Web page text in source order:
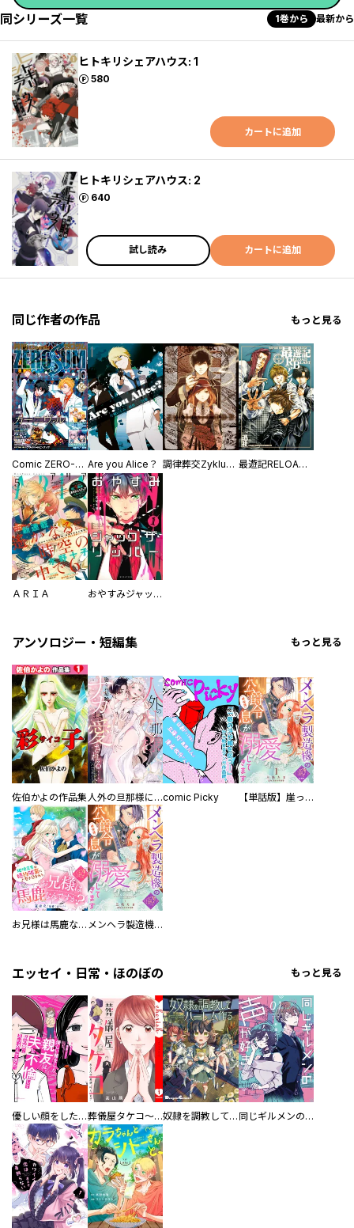
同シリーズ一覧 1巻から 最新から
ヒトキリシェアハウス: 1
580
ポイント
カートに追加
ヒトキリシェアハウス: 2
640
ポイント
試し読み カートに追加
同じ作者の作品 もっと見る
Comic ZERO-SUM (コミック ゼロサム) Are you Alice？ 調律葬交Zyklus；CODE 最遊記RELOAD BLASTアンソロジー
ＡＲＩＡ おやすみジャック・ザ・リッパー
アンソロジー・短編集 もっと見る
佐伯かよの作品集 人外の旦那様に娶られ毎晩ナカまで愛される…。アンソロジーcomic Picky 【単話版】崖っぷち令嬢ですが、意地と策略で幸せになります！シリーズ
お兄様は馬鹿なんですか？～地味王女は婚約破棄に巻き込まれる～ メンヘラ製造機の公爵令息（過保護）が溺愛してきます
エッセイ・日常・ほのぼの もっと見る
優しい顔をした親友は、夫と不倫して私の家に入り込んできた。 葬儀屋タケコ～あなたの最期、叶えます【電子単行本版】 奴隷を調教してハーレム作る 同じギルメンの声が好き